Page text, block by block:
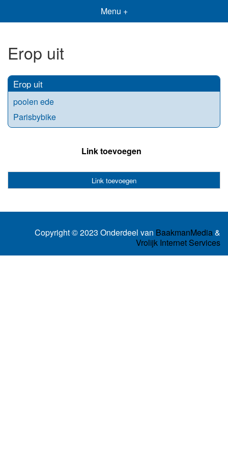
Menu +
Erop uit
Erop uit
poolen ede
Parisbybike
Link toevoegen
Link toevoegen
Copyright © 2023 Onderdeel van BaakmanMedia&
Vrolijk Internet Services